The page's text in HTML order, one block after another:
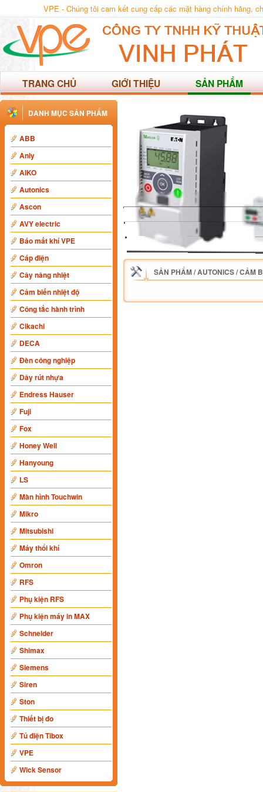
VPE - Chúng tôi cam kết cung cấp các mặt hàng chính hãng,
TRANG CHỦ GIỚI THIỆU SẢN PHẨM
DANH MỤC SẢN PHẨM
ABB
Anly
AIKO
Autonics
Ascon
AVY electric
Báo mất khí VPE
Cáp điện
Cây nâng nhiệt
Cảm biến nhiệt độ
Công tắc hành trình
Cikachi
DECA
Đèn công nghiệp
Dây rút nhựa
Endress Hauser
Fuji
Fox
Honey Well
Hanyoung
LS
Màn hình Touchwin
Mikro
Mitsubishi
Máy thổi khí
Omron
RFS
Phụ kiện RFS
Phụ kiện máy in MAX
Schneider
Shimax
Siemens
Siren
Ston
Thiết bị đo
Tủ điện Tibox
VPE
Wick Sensor
SẢN PHẨM/AUTONICS/CẢM